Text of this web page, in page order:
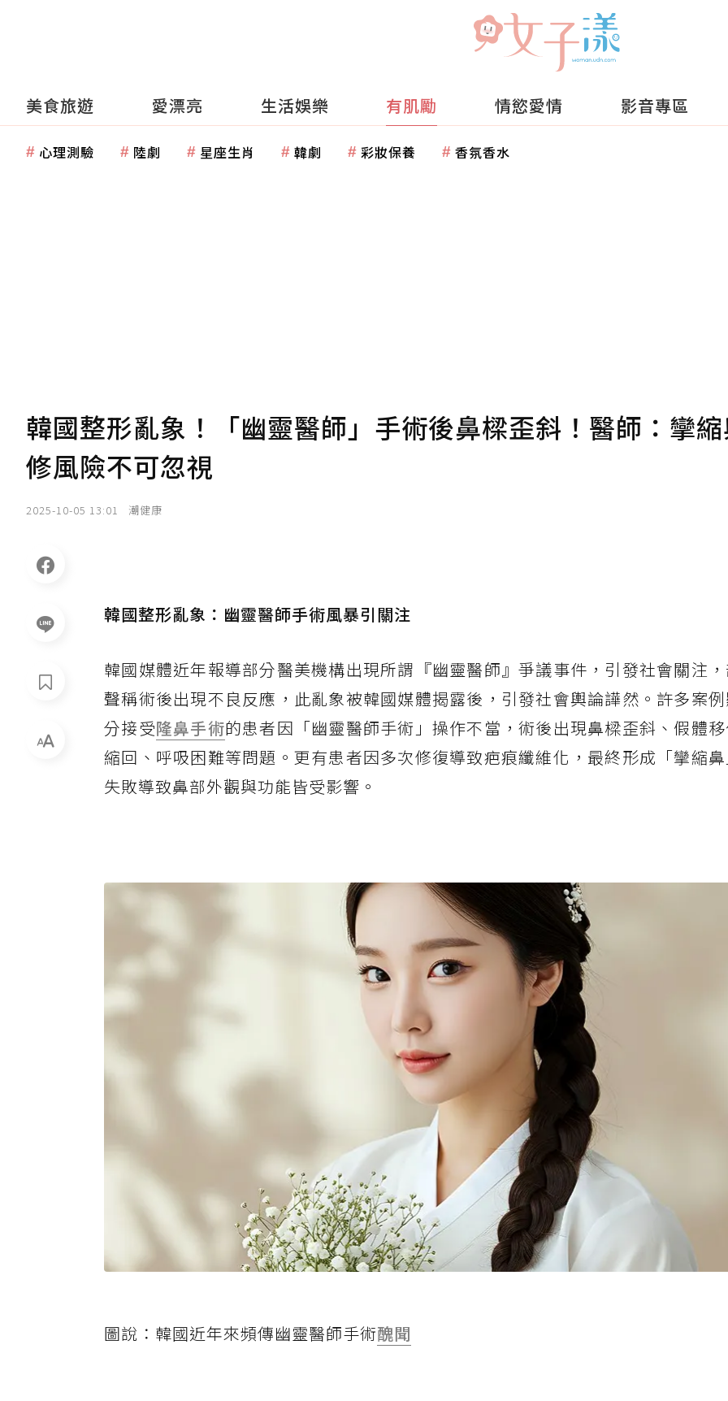
美食旅遊 愛漂亮 生活娛樂 有肌勵 情慾愛情 影音專區
心理測驗 陸劇 星座生肖 韓劇 彩妝保養 香氛香水
韓國整形亂象！「幽靈醫師」手術後鼻樑歪斜！醫師：攣
修風險不可忽視
2025-10-05 13:01 潮健康
韓國整形亂象：幽靈醫師手術風暴引關注
韓國媒體近年報導部分醫美機構出現所謂『幽靈醫師』爭議事件，引發社會關注
聲稱術後出現不良反應，此亂象被韓國媒體揭露後，引發社會輿論譁然。許多案
分接受隆鼻手術的患者因「幽靈醫師手術」操作不當，術後出現鼻樑歪斜、假體
縮回、呼吸困難等問題。更有患者因多次修復導致疤痕纖維化，最終形成「攣縮
失敗導致鼻部外觀與功能皆受影響。
圖說：韓國近年來頻傳幽靈醫師手術醜聞